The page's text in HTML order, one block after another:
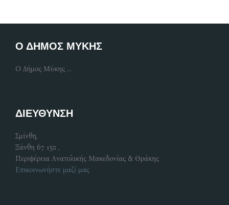
Ο ΔΗΜΟΣ ΜΥΚΗΣ
Ο Δήμος Μύκης ...
ΔΙΕΥΘΥΝΣΗ
Σμίνθη,
Ξάνθη 67 150 ,
Περιφέρεια Ανατολικής Μακεδονίας & Θράκης
Επικοινωνήστε μαζί μας